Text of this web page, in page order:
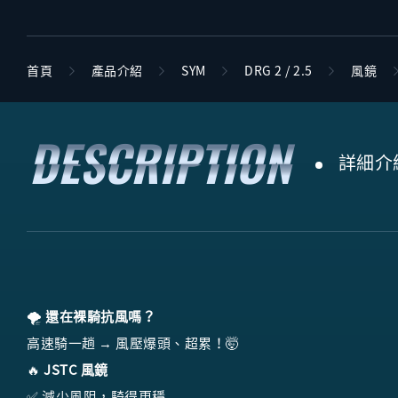
首頁 產品介紹 SYM DRG 2 / 2.5 風鏡
詳細介
🌪️ 還在裸騎抗風嗎？
高速騎一趟 → 風壓爆頭、超累！🤯
🔥 JSTC 風鏡